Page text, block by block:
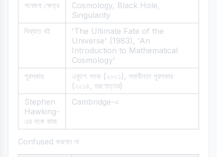
গবেষণা ক্ষেত্র
Cosmology, Black Hole,
Singularity
বিখ্যাত বই
'The Ultimate Fate of the
Universe' (1983), 'An
Introduction to Mathematical
Cosmology'
পুরস্কার
একুশে পদক (২০০১), স্বাধীনতা পুরস্কার
(২০১৪, মরণোত্তর)
Stephen
Hawking-
এর সঙ্গে কাজ
Cambridge-এ
Confused করবেন না